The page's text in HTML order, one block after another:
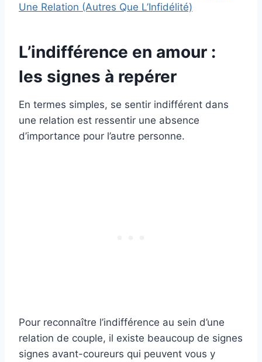
Une Relation (Autres Que L’Infidélité)
L’indifférence en amour :
les signes à repérer
En termes simples, se sentir indifférent dans
une relation est ressentir une absence
d’importance pour l’autre personne.
Pour reconnaître l’indifférence au sein d’une
relation de couple, il existe beaucoup de signes
signes avant-coureurs qui peuvent vous y